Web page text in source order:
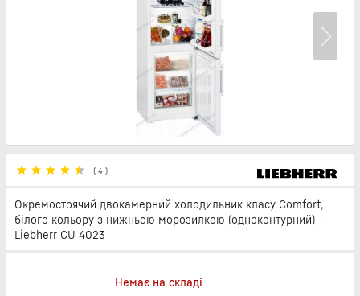
( 4 )
Окремостоячий двокамерний холодильник класу Comfort,
білого кольору з нижньою морозилкою (одноконтурний) —
Liebherr CU 4023
Немає на складі